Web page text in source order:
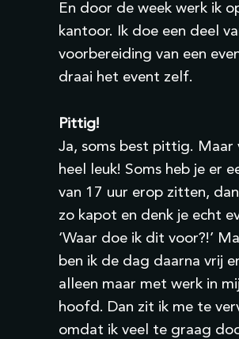
En door de week werk ik
kantoor. Ik doe een deel
voorbereiding van een
draai het event zelf.
Pittig!
Ja, soms best pittig. Maar
heel leuk! Soms heb je er
van 17 uur erop zitten,
zo kapot en denk je echt
‘Waar doe ik dit voor?!’
ben ik de dag daarna vrij
alleen maar met werk in
hoofd. Dan zit ik me te
omdat ik veel te graag